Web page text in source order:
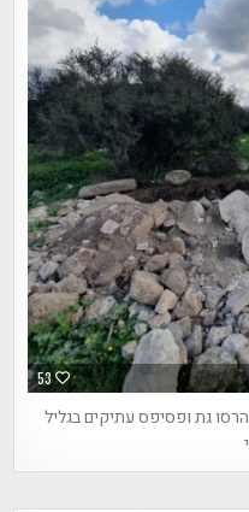
53
גת ופסיפס עתיקים בגליל